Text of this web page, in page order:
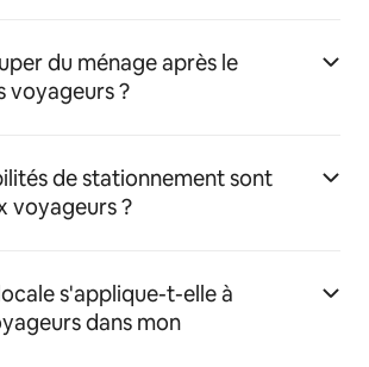
du ménage après le
voyageurs ?
de stationnement sont
voyageurs ?
s'applique-t-elle à
dans mon